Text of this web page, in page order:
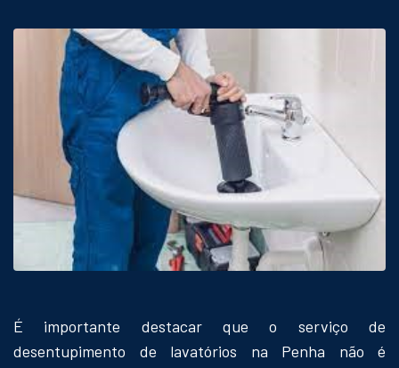
É importante destacar que o serviço de
desentupimento de lavatórios na Penha não é